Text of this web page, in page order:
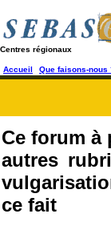
Centres régionaux
Accueil Que faisons-nous
Ce forum
autres
ce fait